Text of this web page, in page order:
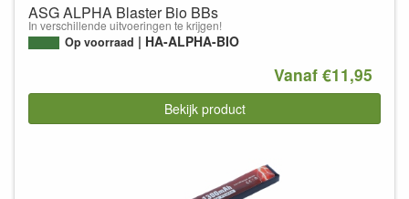
ASG ALPHA Blaster Bio BBs
In verschillende uitvoeringen te krijgen!
Op voorraad HA-ALPHA-BIO
Vanaf €11,95
Bekijk product